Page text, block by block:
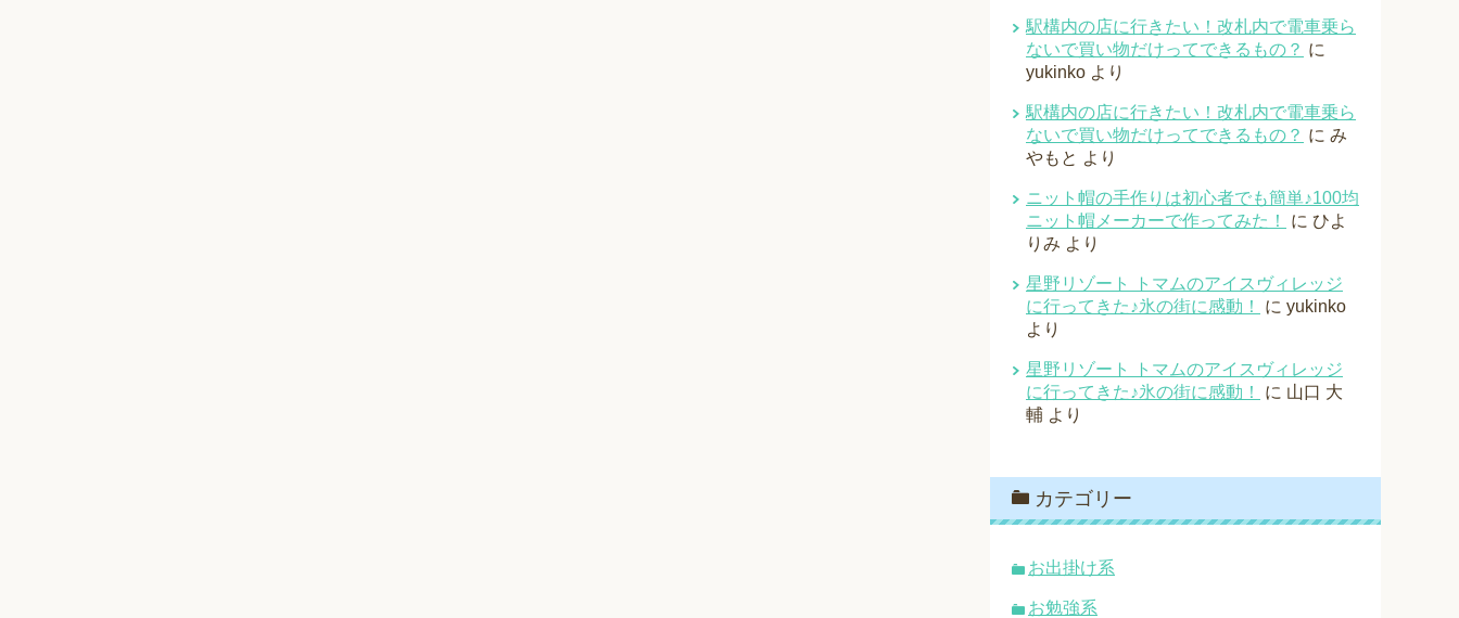
駅構内の店に行きたい！改札内で電車乗ら
ないで買い物だけってできるもの？ に
yukinko より
駅構内の店に行きたい！改札内で電車乗ら
ないで買い物だけってできるもの？ に み
やもと より
ニット帽の手作りは初心者でも簡単♪100均
ニット帽メーカーで作ってみた！
に ひよ
りみ より
星野リゾート トマムのアイスヴィレッジ
に行ってきた♪氷の街に感動！
に yukinko
より
星野リゾート トマムのアイスヴィレッジ
に行ってきた♪氷の街に感動！
に 山口 大
輔 より
カテゴリー
お出掛け系
お勉強系